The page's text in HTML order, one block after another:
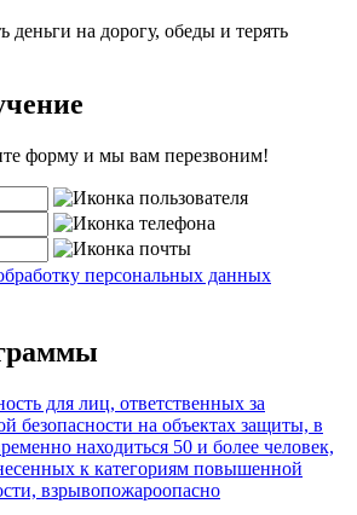
деньги на дорогу, обеды и терять
форму и мы вам перезвоним!
персональных данных